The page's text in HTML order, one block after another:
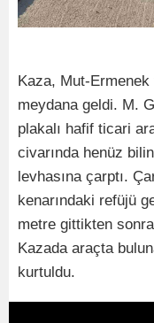
Kaza, Mut-
meydana geldi. M.
plakalı hafif ticari
civarında henüz
levhasına çarptı.
kenarındaki refüjü
metre gittikten
Kazada araçta
kurtuldu.